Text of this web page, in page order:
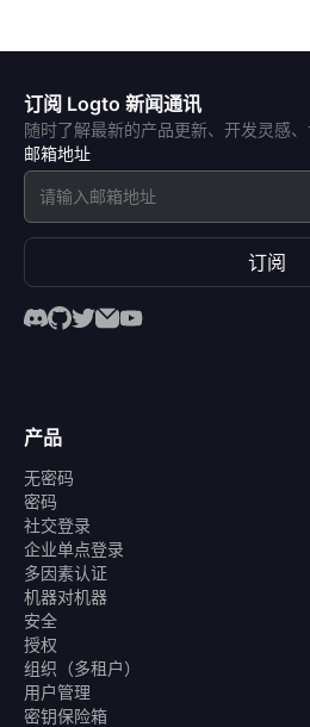
订阅 Logto 新闻通讯
随时了解最新的产品更新、开发灵感、
邮箱地址
订阅
产品
无密码
密码
社交登录
企业单点登录
多因素认证
机器对机器
安全
授权
组织（多租户）
用户管理
密钥保险箱